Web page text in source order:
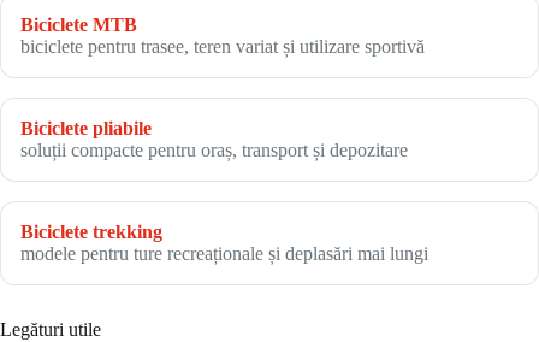
Biciclete MTB
biciclete pentru trasee, teren variat și utilizare sportivă
Biciclete pliabile
soluții compacte pentru oraș, transport și depozitare
Biciclete trekking
modele pentru ture recreaționale și deplasări mai lungi
Legături utile